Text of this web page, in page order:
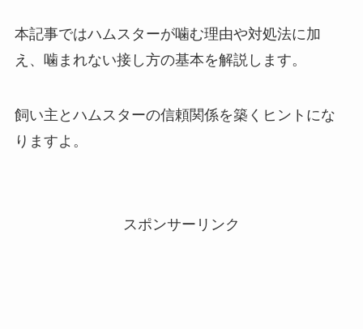
本記事ではハムスターが噛む理由や対処法に加
え、噛まれない接し方の基本を解説します。
飼い主とハムスターの信頼関係を築くヒントにな
りますよ。
スポンサーリンク